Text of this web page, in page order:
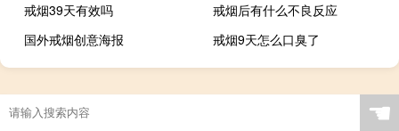
戒烟39天有效吗
戒烟后有什么不良反应
国外戒烟创意海报
戒烟9天怎么口臭了
☚